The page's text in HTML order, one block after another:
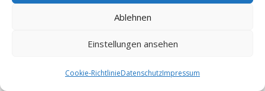
Ablehnen
Einstellungen ansehen
Cookie-RichtlinieDatenschutzImpressum
Bad Schmiedeberg